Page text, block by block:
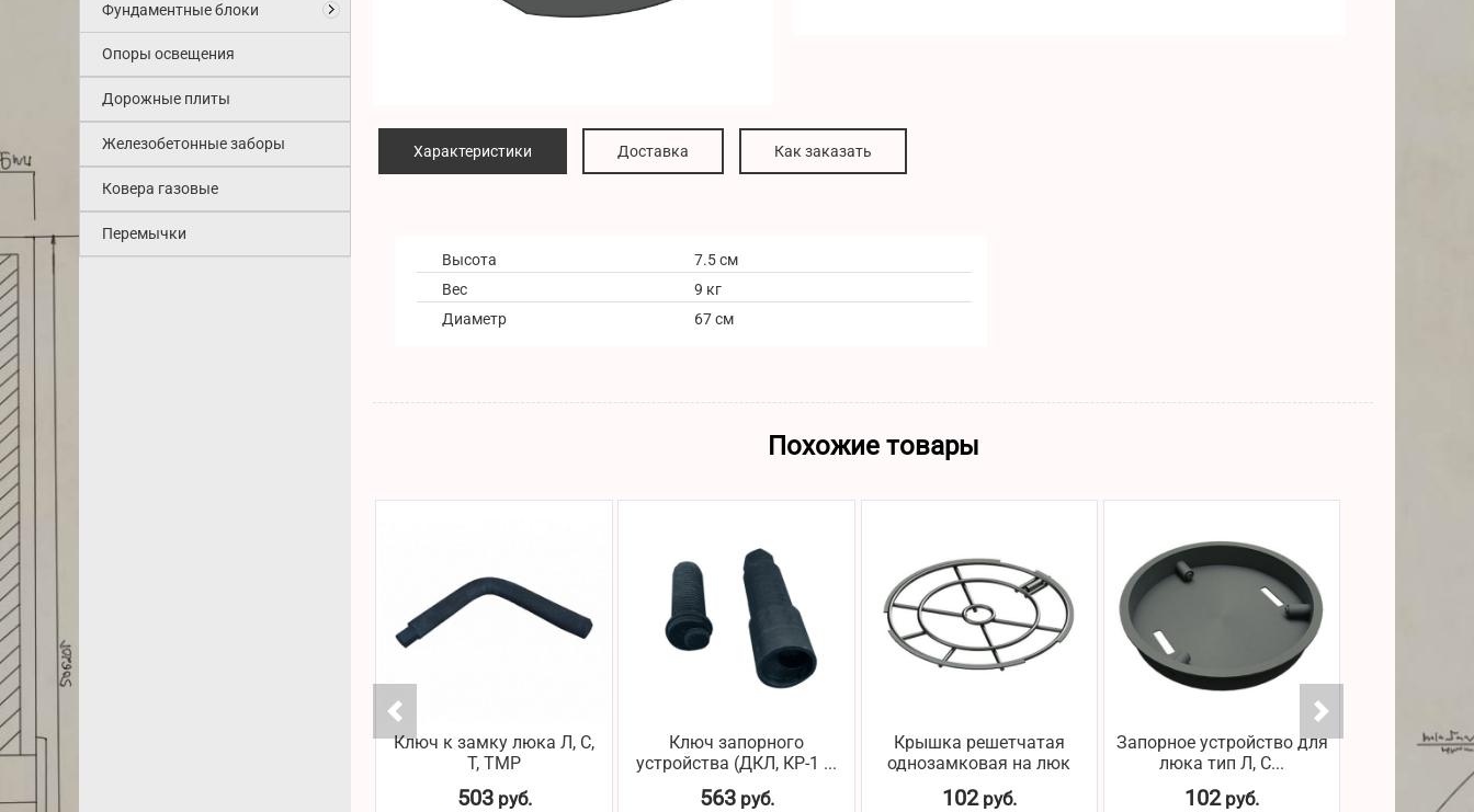
Фундаментные блоки
Опоры освещения
Дорожные плиты
Железобетонные заборы
Ковера газовые
Перемычки
Характеристики Доставка Как заказать
Высота
7.5 см
Вес
9 кг
Диаметр
67 см
Похожие товары
Ключ к замку люка Л, С,
Т, ТМР
503руб.
Ключ запорного
устройства (ДКЛ, КР-1 ...
563руб.
Крышка решетчатая
однозамковая на люк
102руб.
Запорное устройство для
люка тип Л, С...
102руб.
Крышка
104